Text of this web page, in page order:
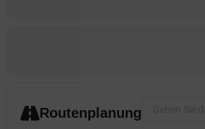
Routenplanung
Address -